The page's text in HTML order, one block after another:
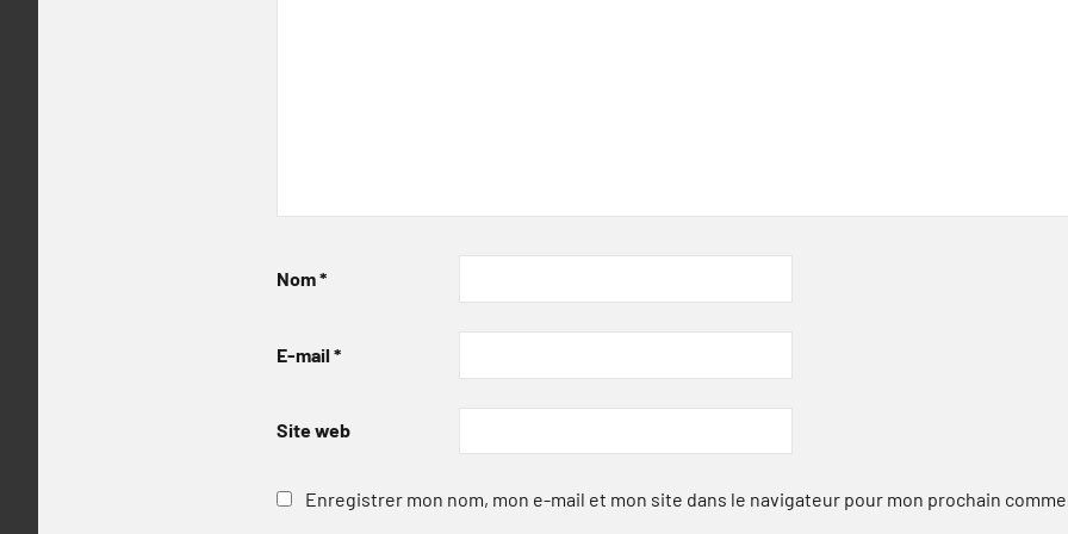
Nom*
E-mail *
Site web
Enregistrer mon nom, mon e-mail et mon site dans le navigateur pour mon prochain